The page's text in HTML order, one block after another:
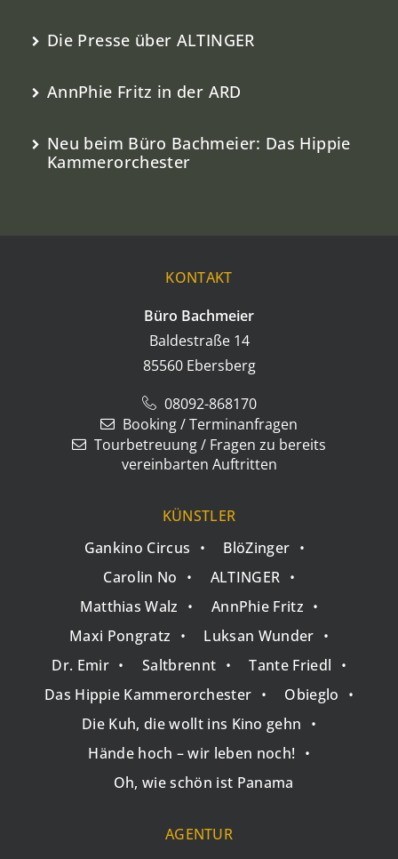
Die Presse über ALTINGER
AnnPhie Fritz in der ARD
Neu beim Büro Bachmeier: Das Hippie
Kammerorchester
KONTAKT
Büro Bachmeier
Baldestraße 14
85560 Ebersberg
08092-868170
Booking / Terminanfragen
Tourbetreuung / Fragen zu bereits
vereinbarten Auftritten
KÜNSTLER
Gankino Circus • BlöZinger •
Carolin No • ALTINGER •
Matthias Walz • AnnPhie Fritz •
Maxi Pongratz • Luksan Wunder •
Dr. Emir • Saltbrennt • Tante Friedl •
Das Hippie Kammerorchester • Obieglo •
Die Kuh, die wollt ins Kino gehn •
Hände hoch – wir leben noch! •
Oh, wie schön ist Panama
AGENTUR